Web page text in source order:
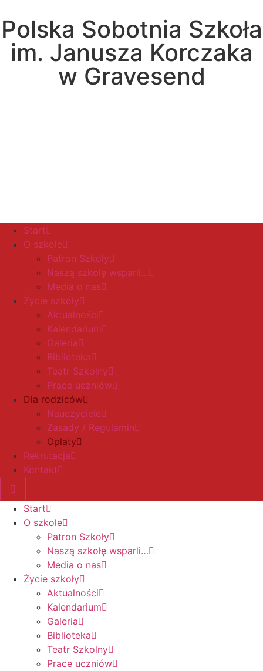
Polska Sobotnia Szkoła
im. Janusza Korczaka
w Gravesend
Start
O szkole
Patron Szkoły
Naszą szkołę wsparli…
Media o nas
Życie szkoły
Aktualności
Kalendarium
Galeria
Biblioteka
Teatr Szkolny
Prace uczniów
Dla rodziców
Nauczyciele
Zasady / Regulamin
Opłaty
Rekrutacja
Kontakt
Start
O szkole
Patron Szkoły
Naszą szkołę wsparli…
Media o nas
Życie szkoły
Aktualności
Kalendarium
Galeria
Biblioteka
Teatr Szkolny
Prace uczniów